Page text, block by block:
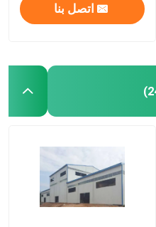
اتصل بنا